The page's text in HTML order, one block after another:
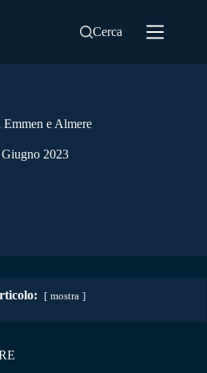
Cerca
e Almere
Giugno 2023
mostra